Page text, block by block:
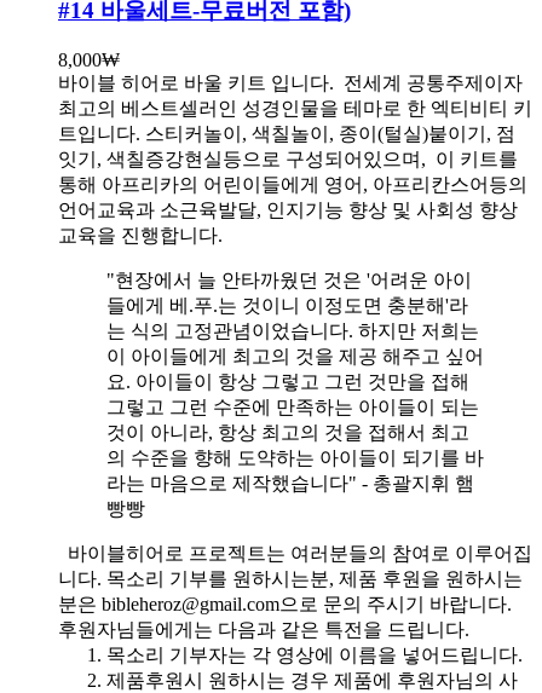
#14 바울세트-무료버전 포함)
8,000₩
바이블 히어로 바울 키트 입니다. 전세계 공통주제이자
최고의 베스트셀러인 성경인물을 테마로 한 엑티비티 키
트입니다. 스티커놀이, 색칠놀이, 종이(털실)붙이기, 점
잇기, 색칠증강현실등으로 구성되어있으며, 이 키트를
통해 아프리카의 어린이들에게 영어, 아프리칸스어등의
언어교육과 소근육발달, 인지기능 향상 및 사회성 향상
교육을 진행합니다.
"현장에서 늘 안타까웠던 것은 '어려운 아이
들에게 베.푸.는 것이니 이정도면 충분해'라
는 식의 고정관념이었습니다. 하지만 저희는
이 아이들에게 최고의 것을 제공 해주고 싶어
요. 아이들이 항상 그렇고 그런 것만을 접해
그렇고 그런 수준에 만족하는 아이들이 되는
것이 아니라, 항상 최고의 것을 접해서 최고
의 수준을 향해 도약하는 아이들이 되기를 바
라는 마음으로 제작했습니다" - 총괄지휘 햄
빵빵
바이블히어로 프로젝트는 여러분들의 참여로 이루어집
니다. 목소리 기부를 원하시는분, 제품 후원을 원하시는
분은 bibleheroz@gmail.com으로 문의 주시기 바랍니다.
후원자님들에게는 다음과 같은 특전을 드립니다.
목소리 기부자는 각 영상에 이름을 넣어드립니다.
제품후원시 원하시는 경우 제품에 후원자님의 사